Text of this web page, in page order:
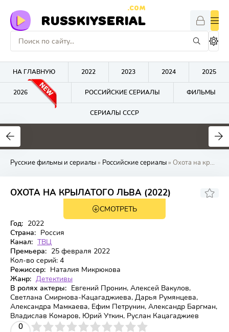
RUSSKIYSERIAL
.COM
НА ГЛАВНУЮ 2022 2023 2024 2025
2026 РОССИЙСКИЕ СЕРИАЛЫ ФИЛЬМЫ
СЕРИАЛЫ СССР
0
Русские фильмы и сериалы» Российские сериалы» Охота на
ОХОТА НА КРЫЛАТОГО ЛЬВА (2022)
СМОТРЕТЬ
Год: 2022
Страна: Россия
Канал: ТВЦ
Премьера: 25 февраля 2022
Кол-во серий: 4
Режиссер: Наталия Микрюкова
Жанр: Детективы
В ролях актеры: Евгений Пронин, Алексей Вакулов,
Светлана Смирнова-Кацагаджиева, Дарья Румянцева,
Александра Мамкаева, Ефим Петрунин, Александр Баргман,
Владислав Комаров, Юрий Уткин, Руслан Кацагаджиев
0
4 5 6 7 8 9 10